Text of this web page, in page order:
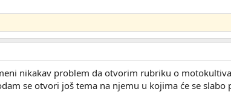
nikakav problem da otvorim rubriku o
se otvori još tema na njemu u kojima će se slabo